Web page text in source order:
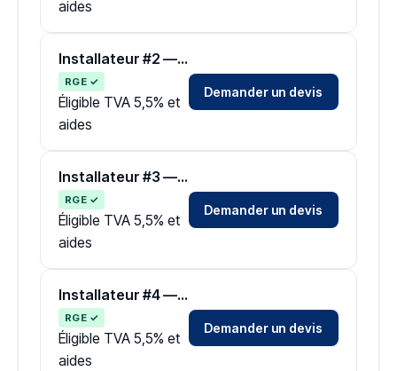
aides
Installateur #2 — Zone Maine-et-Loire
RGE ✓
Éligible TVA 5,5% et
aides
Demander un devis
Installateur #3 — Zone Maine-et-Loire
RGE ✓
Éligible TVA 5,5% et
aides
Demander un devis
Installateur #4 — Zone Maine-et-Loire
RGE ✓
Éligible TVA 5,5% et
aides
Demander un devis